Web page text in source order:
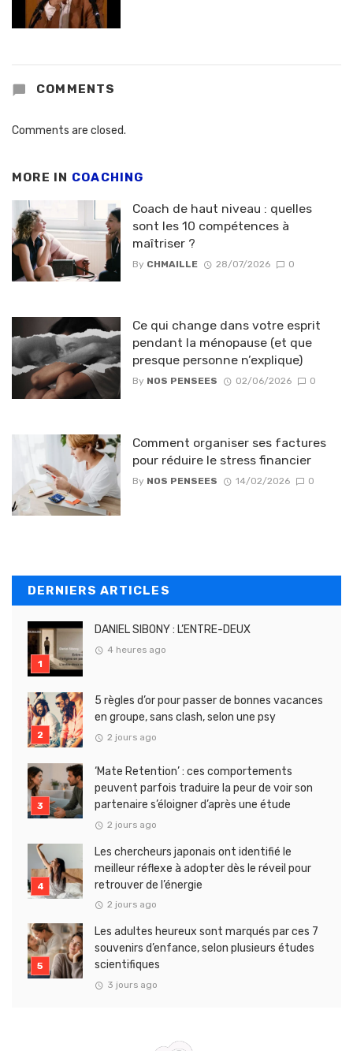
COMMENTS
Comments are closed.
MORE IN COACHING
Coach de haut niveau : quelles
sont les 10 compétences à
maîtriser ?
By CHMAILLE 28/07/2026 0
Ce qui change dans votre esprit
pendant la ménopause (et que
presque personne n’explique)
By NOS PENSEES 02/06/2026 0
Comment organiser ses factures
pour réduire le stress financier
By NOS PENSEES 14/02/2026 0
DERNIERS ARTICLES
DANIEL SIBONY : L’ENTRE-DEUX
4 heures ago
5 règles d’or pour passer de bonnes vacances
en groupe, sans clash, selon une psy
2 jours ago
‘Mate Retention’ : ces comportements
peuvent parfois traduire la peur de voir son
partenaire s’éloigner d’après une étude
2 jours ago
Les chercheurs japonais ont identifié le
meilleur réflexe à adopter dès le réveil pour
retrouver de l’énergie
2 jours ago
Les adultes heureux sont marqués par ces 7
souvenirs d’enfance, selon plusieurs études
scientifiques
3 jours ago